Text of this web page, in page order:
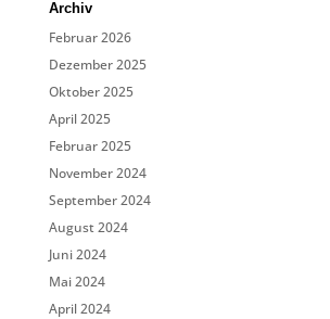
Archiv
Februar 2026
Dezember 2025
Oktober 2025
April 2025
Februar 2025
November 2024
September 2024
August 2024
Juni 2024
Mai 2024
April 2024